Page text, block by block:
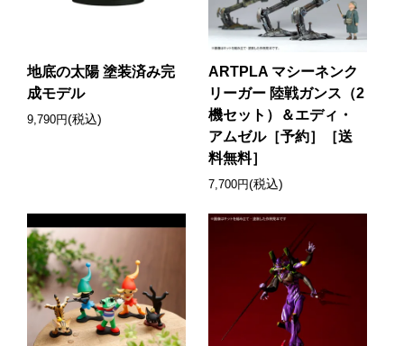
地底の太陽 塗装済み完
成モデル
9,790円(税込)
ARTPLA マシーネンク
リーガー 陸戦ガンス（2
機セット）＆エディ・
アムゼル［予約］［送
料無料］
7,700円(税込)